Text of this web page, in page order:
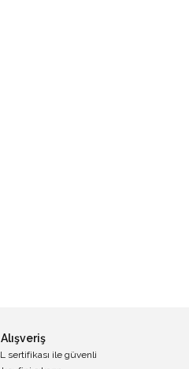
sertifikası ile güvenli